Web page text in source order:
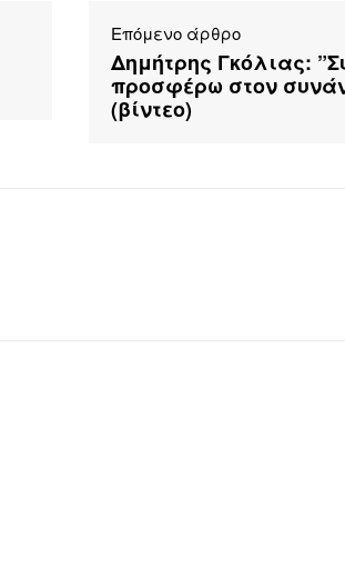
Επόμενο άρθρο
Δημήτρης Γκόλιας:
προσφέρω στον
(βίντεο)